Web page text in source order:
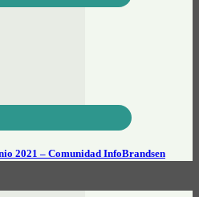
2021 – Comunidad InfoBrandsen